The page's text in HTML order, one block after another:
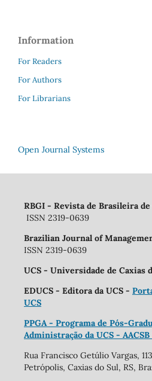
Information
For Readers
For Authors
For Librarians
Open Journal Systems
RBGI - Revista de Brasileira de
ISSN 2319-0639
Brazilian Journal of
ISSN 2319-0639
UCS - Universidade de Caxias
EDUCS - Editora da UCS -
UCS
PPGA - Programa de Pós-
Administração da UCS -
Rua Francisco Getúlio Vargas,
Petrópolis, Caxias do Sul, RS,